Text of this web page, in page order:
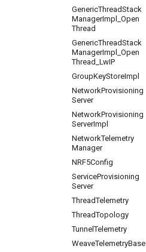
GenericThreadStack
ManagerImpl
Open
Thread
GenericThreadStack
ManagerImpl
Open
Thread LwIP
GroupKeyStoreImpl
NetworkProvisioning
Server
NetworkProvisioning
ServerImpl
NetworkTelemetry
Manager
NRF5Config
ServiceProvisioning
Server
ThreadTelemetry
ThreadTopology
TunnelTelemetry
WeaveTelemetryBase